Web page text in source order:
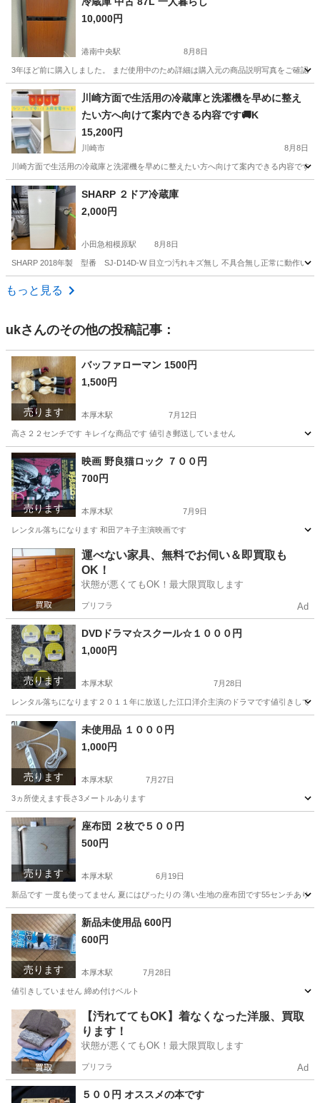
10,000円
港南中央駅 8月8日
3年ほど前に購入しました。 まだ使用中のため詳細は購入元の商品説明写真をご確認
神奈川 横浜市 港南中央駅 キッチン家電
川崎方面で生活用の冷蔵庫と洗濯機を早めに整え
たい方へ向けて案内できる内容です🚚K
15,200円
川崎市 8月8日
川崎方面で生活用の冷蔵庫と洗濯機を早めに整えたい方へ向けて案内できる内容で
神奈川 川崎市 生活家電 商品
SHARP ２ドア冷蔵庫
2,000円
小田急相模原駅 8月8日
SHARP 2018年製 型番 SJ-D14D-W 目立つ汚れキズ無し 不具合無し正常に動作いた
神奈川 相模原市
もっと見る
ukさんのその他の投稿記事：
売ります
バッファローマン 1500円
1,500円
本厚木駅 7月12日
高さ２２センチです キレイな商品です 値引き郵送していません
神奈川 厚木市 本厚木駅 フィギュア 商品
売ります
映画 野良猫ロック ７００円
700円
本厚木駅 7月9日
レンタル落ちになります 和田アキ子主演映画です
神奈川 厚木市 本厚木駅 DVD/ブルーレイ レンタル落ち
運べない家具、無料でお伺い＆即買取も
OK！
状態が悪くてもOK！最大限買取します
プリフラ Ad
売ります
DVDドラマ☆スクール☆１０００円
1,000円
本厚木駅 7月28日
レンタル落ちになります２０１１年に放送した江口洋介主演のドラマです値引きしてま
神奈川 厚木市 本厚木駅 DVD/ブルーレイ
売ります
未使用品 １０００円
1,000円
本厚木駅 7月27日
3ヵ所使えます長さ3メートルあります
神奈川 厚木市 本厚木駅 その他
売ります
座布団 ２枚で５００円
500円
本厚木駅 6月19日
新品です 一度も使ってません 夏にはぴったりの 薄い生地の座布団です55センチありま
神奈川 厚木市 本厚木駅 その他
売ります
新品未使用品 600円
600円
本厚木駅 7月28日
値引きしていません 締め付けベルト
神奈川 厚木市 本厚木駅 その他 新品
【汚れててもOK】着なくなった洋服、買取
ります！
状態が悪くてもOK！最大限買取します
プリフラ Ad
５００円 オススメの本です